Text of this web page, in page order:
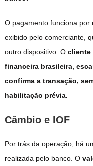
O pagamento funciona por
exibido pelo comerciante,
outro dispositivo. O cliente
financeira brasileira,
confirma a transação,
habilitação prévia.
Câmbio e IOF
Por trás da operação, há
realizada pelo banco. O